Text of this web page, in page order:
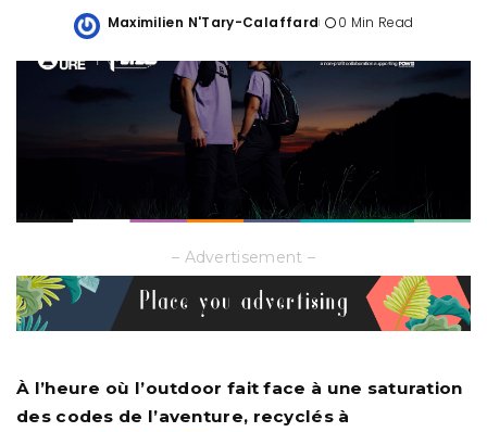
Posted
Maximilien N'Tary-Calaffard 0 Min Read
– Advertisement –
À l’heure où l’outdoor fait face à une saturation
des codes de l’aventure, recyclés à